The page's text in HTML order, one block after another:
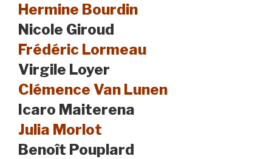
Hermine Bourdin
Nicole Giroud
Frédéric Lormeau
Virgile Loyer
Clémence Van Lunen
Icaro Maiterena
Julia Morlot
Benoît Pouplard